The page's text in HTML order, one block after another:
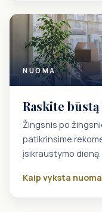
NUOMA
Raskite
Žingsnis po
patikrinsime
įsikraustymo dieną.
Kaip vyksta